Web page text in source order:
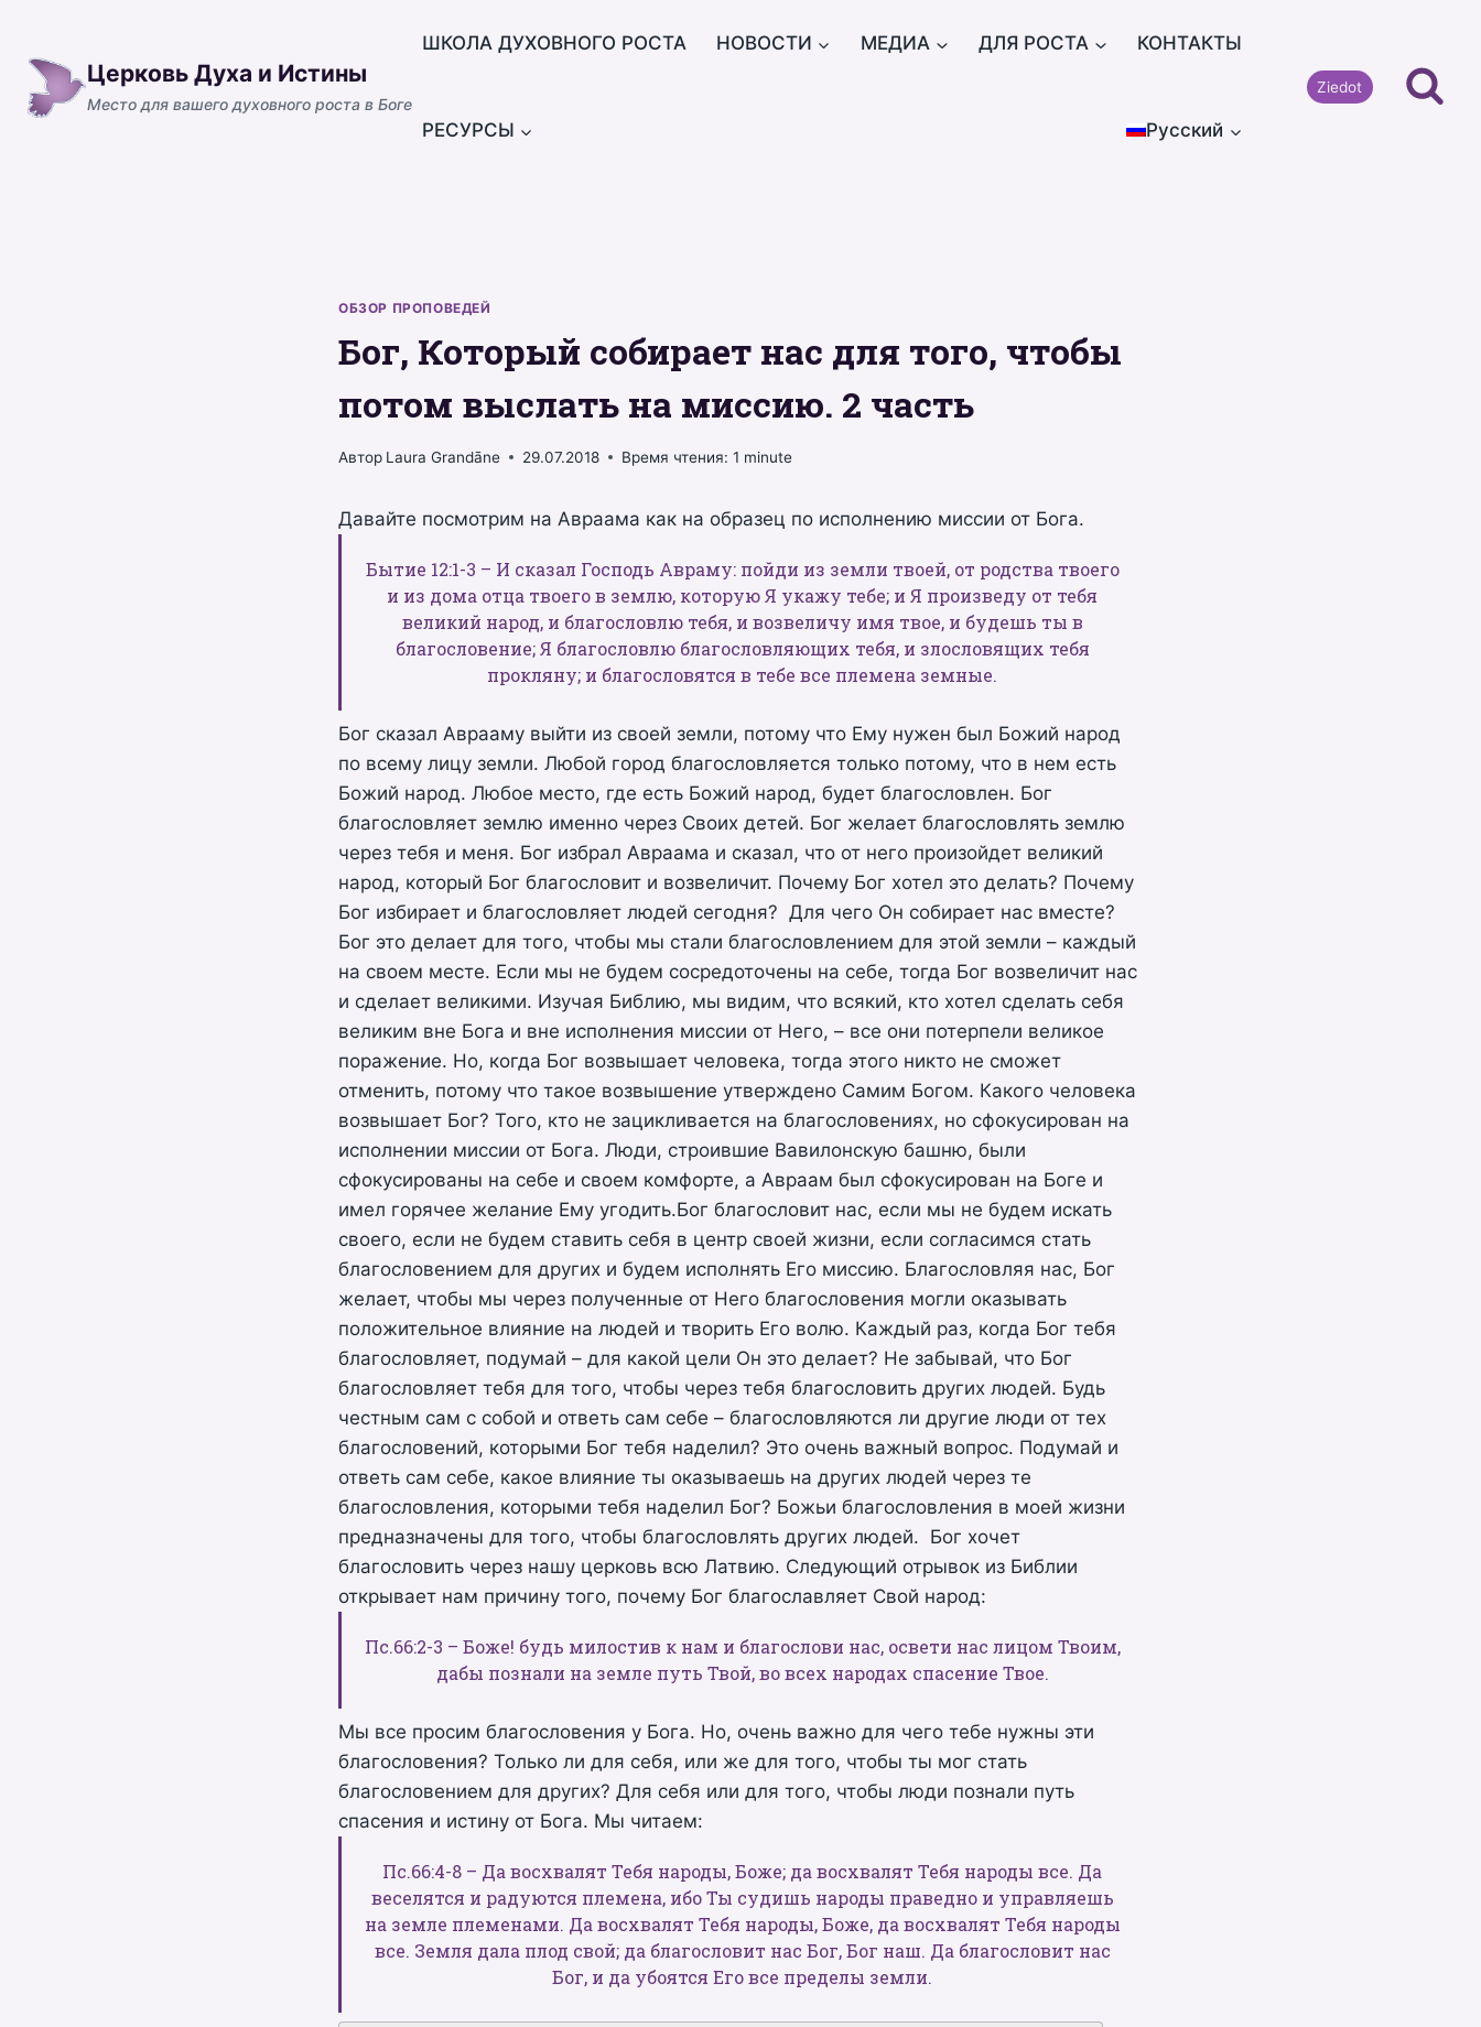
содержимомуЦерковь Духа и Истины
Место для вашего духовного роста в Боге
ШКОЛА ДУХОВНОГО РОСТА НОВОСТИ МЕДИА ДЛЯ РОСТА КОНТАКТЫ
РЕСУРСЫ Русский
Ziedot
ОБЗОР ПРОПОВЕДЕЙ
Бог, Который собирает нас для того, чтобы
потом выслать на миссию. 2 часть
Автор Laura Grandāne 29.07.2018 Время чтения: 1 minute
Давайте посмотрим на Авраама как на образец по исполнению миссии от Бога.
Бытие 12:1-3 – И сказал Господь Авраму: пойди из земли твоей, от родства твоего
и из дома отца твоего в землю, которую Я укажу тебе; и Я произведу от тебя
великий народ, и благословлю тебя, и возвеличу имя твое, и будешь ты в
благословение; Я благословлю благословляющих тебя, и злословящих тебя
прокляну; и благословятся в тебе все племена земные.
Бог сказал Аврааму выйти из своей земли, потому что Ему нужен был Божий народ
по всему лицу земли. Любой город благословляется только потому, что в нем есть
Божий народ. Любое место, где есть Божий народ, будет благословлен. Бог
благословляет землю именно через Своих детей. Бог желает благословлять землю
через тебя и меня. Бог избрал Авраама и сказал, что от него произойдет великий
народ, который Бог благословит и возвеличит. Почему Бог хотел это делать? Почему
Бог избирает и благословляет людей сегодня? Для чего Он собирает нас вместе?
Бог это делает для того, чтобы мы стали благословлением для этой земли – каждый
на своем месте. Если мы не будем сосредоточены на себе, тогда Бог возвеличит нас
и сделает великими. Изучая Библию, мы видим, что всякий, кто хотел сделать себя
великим вне Бога и вне исполнения миссии от Него, – все они потерпели великое
поражение. Но, когда Бог возвышает человека, тогда этого никто не сможет
отменить, потому что такое возвышение утверждено Самим Богом. Какого человека
возвышает Бог? Того, кто не зацикливается на благословениях, но сфокусирован на
исполнении миссии от Бога. Люди, строившие Вавилонскую башню, были
сфокусированы на себе и своем комфорте, а Авраам был сфокусирован на Боге и
имел горячее желание Ему угодить.Бог благословит нас, если мы не будем искать
своего, если не будем ставить себя в центр своей жизни, если согласимся стать
благословением для других и будем исполнять Его миссию. Благословляя нас, Бог
желает, чтобы мы через полученные от Него благословения могли оказывать
положительное влияние на людей и творить Его волю. Каждый раз, когда Бог тебя
благословляет, подумай – для какой цели Он это делает? Не забывай, что Бог
благословляет тебя для того, чтобы через тебя благословить других людей. Будь
честным сам с собой и ответь сам себе – благословляются ли другие люди от тех
благословений, которыми Бог тебя наделил? Это очень важный вопрос. Подумай и
ответь сам себе, какое влияние ты оказываешь на других людей через те
благословления, которыми тебя наделил Бог? Божьи благословления в моей жизни
предназначены для того, чтобы благословлять других людей. Бог хочет
благословить через нашу церковь всю Латвию. Следующий отрывок из Библии
открывает нам причину того, почему Бог благославляет Свой народ:
Пс.66:2-3 – Боже! будь милостив к нам и благослови нас, освети нас лицом Твоим,
дабы познали на земле путь Твой, во всех народах спасение Твое.
Мы все просим благословения у Бога. Но, очень важно для чего тебе нужны эти
благословения? Только ли для себя, или же для того, чтобы ты мог стать
благословением для других? Для себя или для того, чтобы люди познали путь
спасения и истину от Бога. Мы читаем:
Пс.66:4-8 – Да восхвалят Тебя народы, Боже; да восхвалят Тебя народы все. Да
веселятся и радуются племена, ибо Ты судишь народы праведно и управляешь
на земле племенами. Да восхвалят Тебя народы, Боже, да восхвалят Тебя народы
все. Земля дала плод свой; да благословит нас Бог, Бог наш. Да благословит нас
Бог, и да убоятся Его все пределы земли.